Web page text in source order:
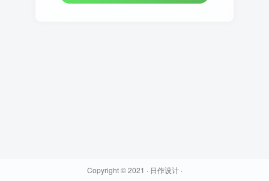
Copyright © 2021 · 日作设计·